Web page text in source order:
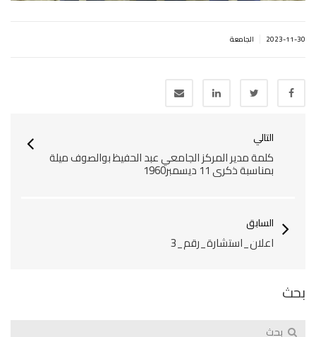
2023-11-30 الجامعة
التالي
كلمة مدير المركز الجامعي عبد الحفيظ بوالصوف ميلة
بمناسبة ذكرى 11 ديسمبر1960
السابق
اعلان_استشارة_رقم_3
بحث